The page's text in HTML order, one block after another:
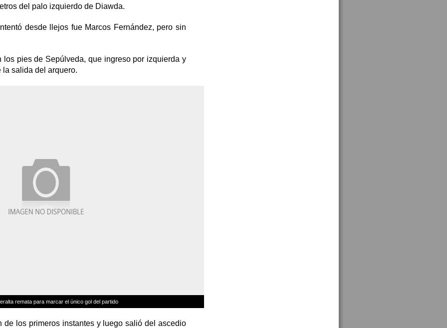
del palo izquierdo de Diawda.
desde llejos fue Marcos Fernández, pero sin
los pies de Sepúlveda, que ingreso por izquierda y
la salida del arquero.
remata para marcar el único gol del partido
de los primeros instantes y luego salió del ascedio